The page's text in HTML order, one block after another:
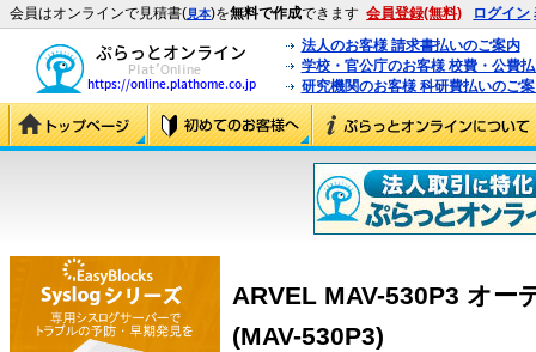
会員はオンラインで見積書(見本)を無料で作成できます 会員登録(無料) ログイン
法人のお客様 請求書払いのご案内
学校・官公庁のお客様 校費・公費
研究機関のお客様 科研費払いのご
ARVEL MAV-530P3 オー
(MAV-530P3)